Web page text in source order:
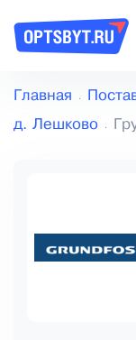
Главная
д. Лешково